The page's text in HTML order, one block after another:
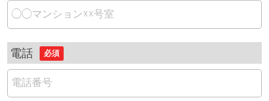
電話 必須